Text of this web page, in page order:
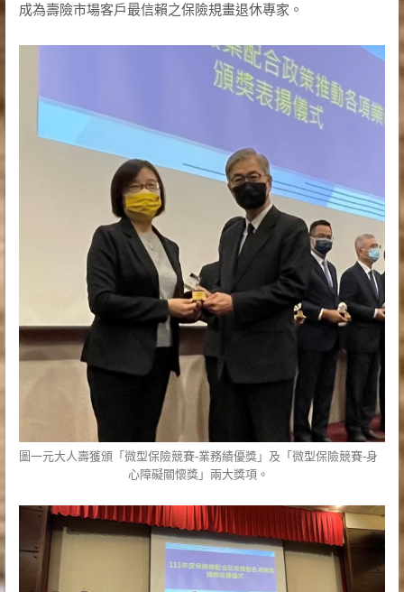
成為壽險市場客戶最信賴之保險規畫退休專家。
圖一元大人壽獲頒「微型保險競賽-業務績優獎」及「微型保險競賽-身
心障礙關懷獎」兩大獎項。